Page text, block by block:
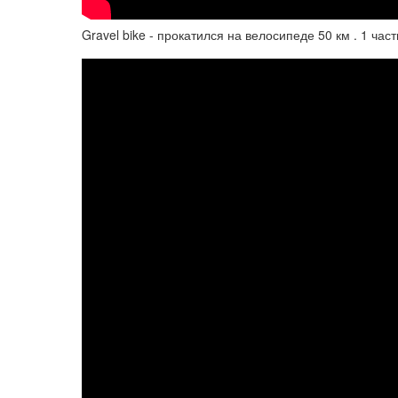
Gravel bike - прокатился на велосипеде 50 км . 1